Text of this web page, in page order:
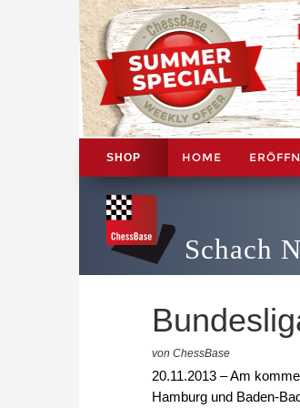
SHOP HOME
Schach
von ChessBase
20.11.2013 – Am
Hamburg und Baden-